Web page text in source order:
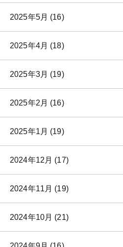
2025年5月 (16)
2025年4月 (18)
2025年3月 (19)
2025年2月 (16)
2025年1月 (19)
2024年12月 (17)
2024年11月 (19)
2024年10月 (21)